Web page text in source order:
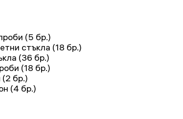
(5 бр.)
стъкла (18 бр.)
(36 бр.)
(18 бр.)
бр.)
(4 бр.)